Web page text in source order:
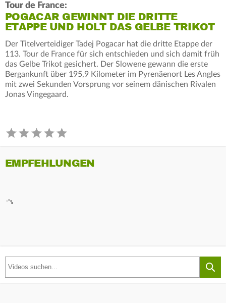
Tour de France:
POGACAR GEWINNT DIE DRITTE
ETAPPE UND HOLT DAS GELBE TRIKOT
Der Titelverteidiger Tadej Pogacar hat die dritte Etappe der
113. Tour de France für sich entschieden und sich damit früh
das Gelbe Trikot gesichert. Der Slowene gewann die erste
Bergankunft über 195,9 Kilometer im Pyrenäenort Les Angles
mit zwei Sekunden Vorsprung vor seinem dänischen Rivalen
Jonas Vingegaard.
EMPFEHLUNGEN